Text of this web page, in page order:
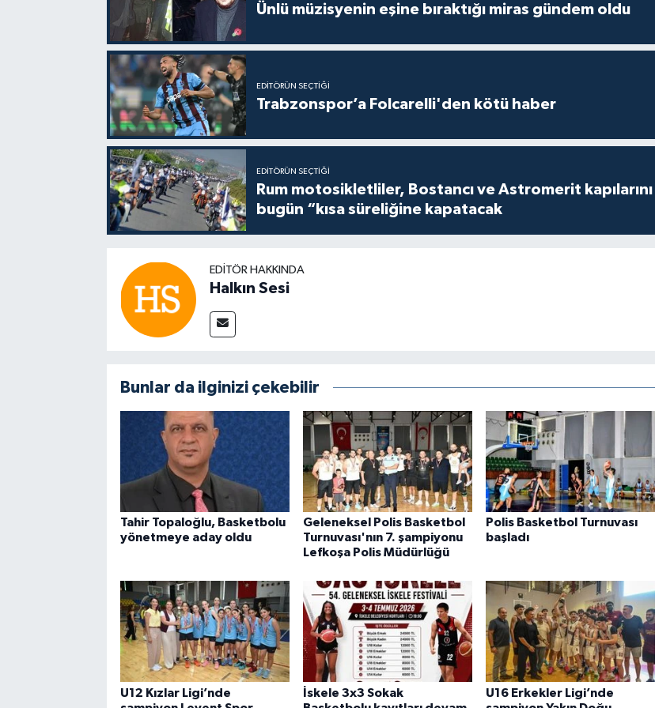
Ünlü müzisyenin eşine bıraktığı miras gündem oldu
EDITÖRÜN SEÇTIĞI
Trabzonspor’a Folcarelli'den kötü haber
EDITÖRÜN SEÇTIĞI
Rum motosikletliler, Bostancı ve Astromerit kapılarını
bugün “kısa süreliğine kapatacak
EDITÖR HAKKINDA
Halkın Sesi
Bunlar da ilginizi çekebilir
Tahir Topaloğlu, Basketbolu
yönetmeye aday oldu
Geleneksel Polis Basketbol
Turnuvası'nın 7. şampiyonu
Lefkoşa Polis Müdürlüğü
Polis Basketbol Turnuvası
başladı
U12 Kızlar Ligi’nde
İskele 3x3 Sokak
U16 Erkekler Ligi’nde